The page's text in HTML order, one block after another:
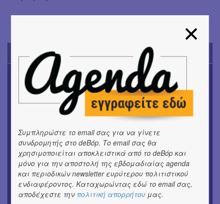
TODAY'S EVENTS
ΜΟΥΣΙΚΗ
Το 6ο Kournos Music Festival στη Λήμνο
ΚΙΝ/ΦΟΣ
Κινηματογράφος με ελεύθερη είσοδο στη Δημοτική
ΘΕΑΤΡΟ / ΧΟΡΟΣ
«ΑΗ ΛΑΟΣ» | Ένα σκηνικό ρέκβιεμ για την ήττα ενός
λαού
ΕΙΚΑΣΤΙΚΑ
Ομαδική έκθεση | Προσωρινά για Πάντα
Συμπληρώστε το email σας για να γίνετε
συνδρομητής στο deBόp. Το email σας θα
χρησιμοποιείται αποκλειστικά από το deBόp και
μόνο για την αποστολή της εβδομαδιαίας agenda
και περιοδικών newsletter ευρύτερου πολιτιστικού
ενδιαφέροντος. Καταχωρώντας εδώ το email σας,
αποδέχεστε την πολιτική απορρήτου μας.